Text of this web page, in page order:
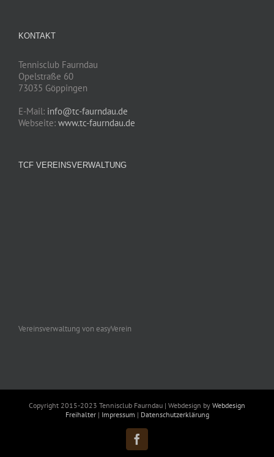
KONTAKT
Tennisclub Faurndau
Opelstraße 60
73035 Göppingen
E-Mail: info@tc-faurndau.de
Webseite: www.tc-faurndau.de
TCF VEREINSVERWALTUNG
Vereinsverwaltung von easyVerein
Copyright 2015-2023 Tennisclub Faurndau | Webdesign by Webdesign
Freihalter| Impressum | Datenschutzerklärung
Facebook